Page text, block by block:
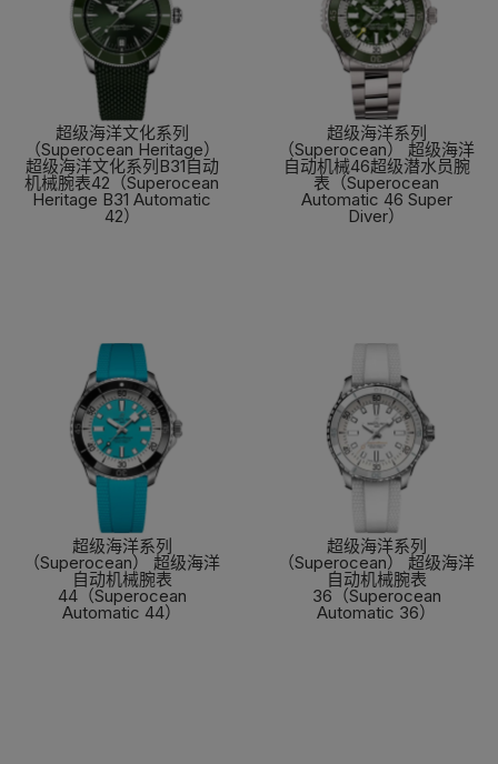
超级海洋文化系列
（Superocean Heritage）
超级海洋文化系列B31自动
机械腕表42（Superocean
Heritage B31 Automatic
42）
超级海洋系列
（Superocean） 超级海洋
自动机械46超级潜水员腕
表（Superocean
Automatic 46 Super
Diver）
超级海洋系列
（Superocean） 超级海洋
自动机械腕表
44（Superocean
Automatic 44）
超级海洋系列
（Superocean） 超级海洋
自动机械腕表
36（Superocean
Automatic 36）